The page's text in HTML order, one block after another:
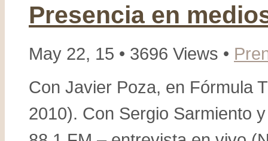
Presencia en
May 22, 15 • 3696 Views •
Con Javier Poza, en Fórmula
2010). Con Sergio Sarmiento